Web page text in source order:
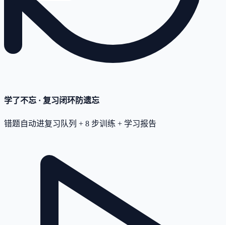
学了不忘 · 复习闭环防遗忘
错题自动进复习队列 + 8 步训练 + 学习报告